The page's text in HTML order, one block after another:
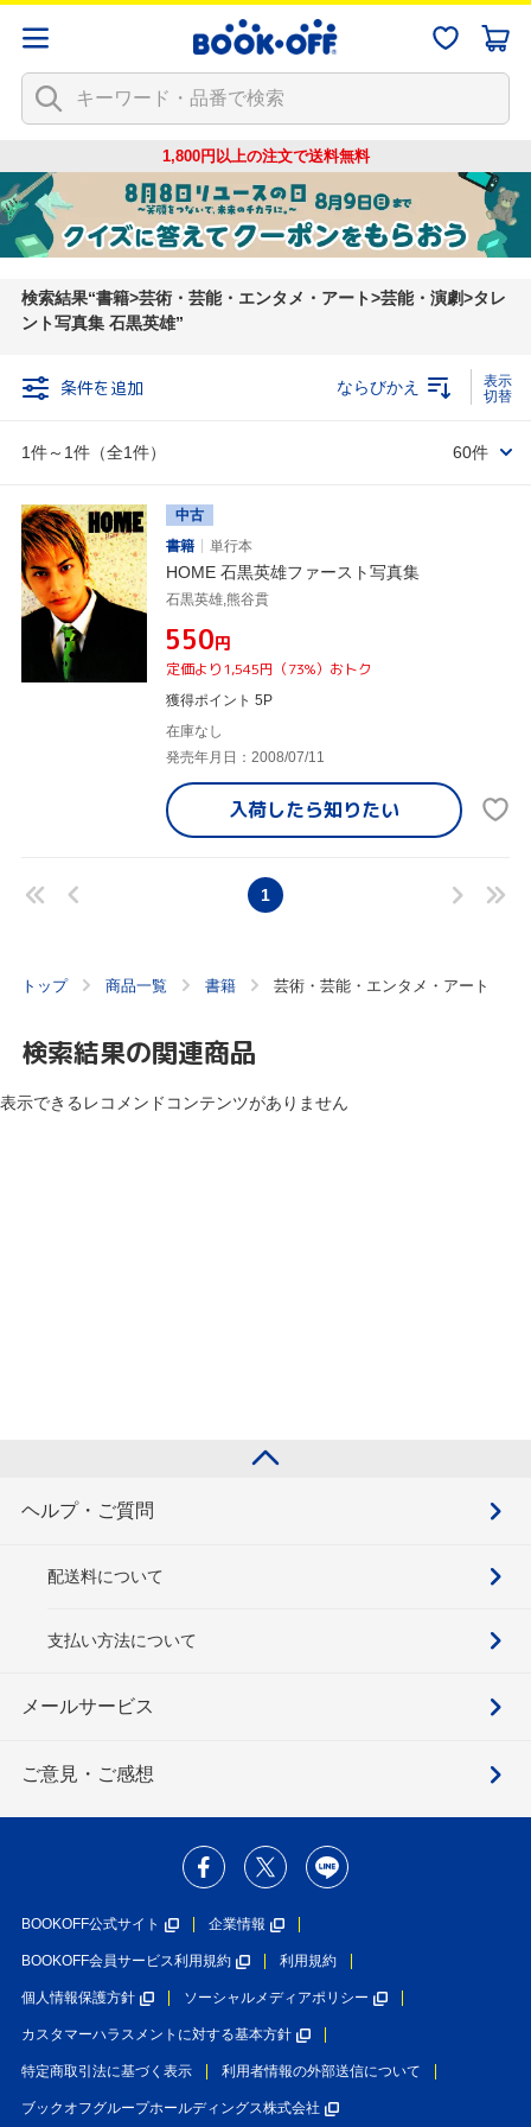
1,800円以上の注文で送料無料
検索結果 書籍>芸術・芸能・エンタメ・アート>芸能・演劇>タレ
ント写真集 石黒英雄
条件を追加
1件～1件（全1件）
ならびかえ
60件
中古
書籍
単行本
HOME 石黒英雄ファースト写真集
石黒英雄,熊谷貫
¥550円
定価より1,545円（73%）おトク
獲得ポイント 5P
在庫なし
発売年月日：2008/07/11
入荷したら知りたい
1
トップ 商品一覧 書籍 芸術・芸能・エンタメ・アート
検索結果の関連商品
表示できるレコメンドコンテンツがありません
ヘルプ・ご質問
配送料について
支払い方法について
メールサービス
ご意見・ご感想
BOOKOFF公式サイト 企業情報
BOOKOFF会員サービス利用規約 利用規約
個人情報保護方針 ソーシャルメディアポリシー
カスタマーハラスメントに対する基本方針
特定商取引法に基づく表示 利用者情報の外部送信について
ブックオフグループホールディングス株式会社